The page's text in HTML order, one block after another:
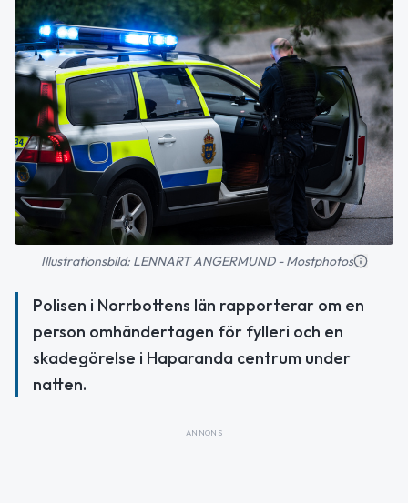
Illustrationsbild: LENNART ANGERMUND - Mostphotos
Polisen i Norrbottens län rapporterar om en
person omhändertagen för fylleri och en
skadegörelse i Haparanda centrum under
natten.
ANNONS